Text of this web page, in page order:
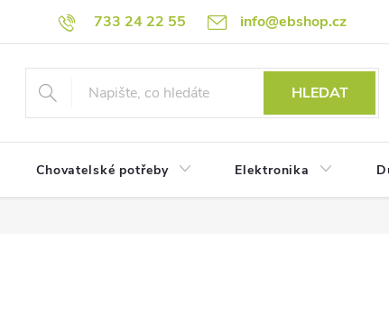
733 24 22 55 info@ebshop.cz
HLEDAT
Chovatelské potřeby Elektronika